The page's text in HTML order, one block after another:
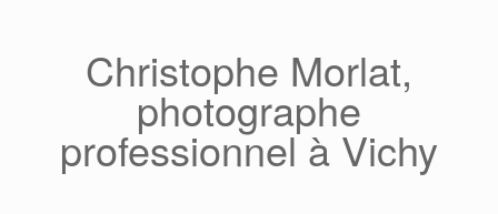
Christophe Morlat,
photographe
professionnel à Vichy